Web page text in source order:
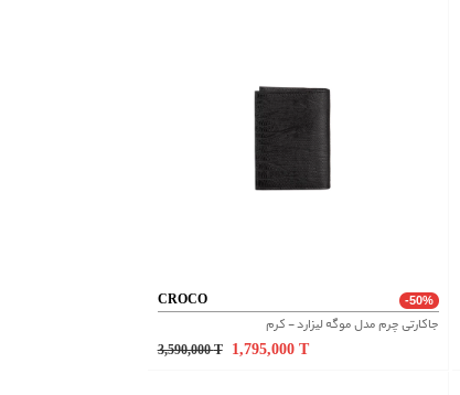
CROCO -50%
جاکارتی چرم مدل موگه لیزارد - کرم
3,590,000T 1,795,000 T